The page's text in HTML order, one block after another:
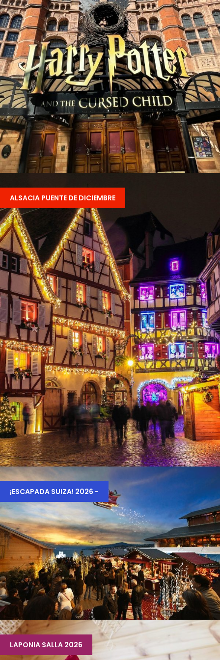
LONDRES CON HARRY POTTER + LEGOLAND
PUENTE DE DICIEMBRE.
ALSACIA PUENTE DE DICIEMBRE
ALSACIA, EUROPA PARK, RULANTICA Y
ALEMANIA DICIEMBRE 2026.
2.150 €
¡ESCAPADA SUIZA! 2026 -
SUIZA – ESCAPADA NAVIDEÑA CON PAPÁ
NOEL.
1.990 €
LAPONIA SALLA 2026